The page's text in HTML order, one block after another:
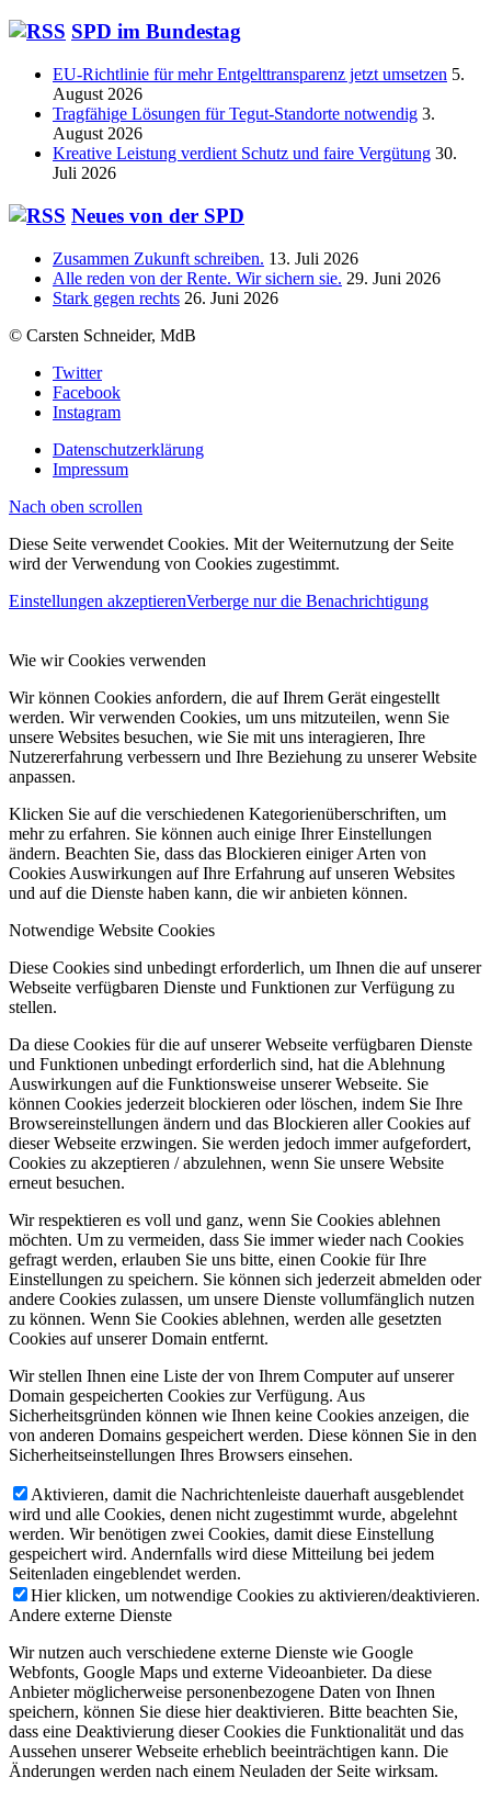
SPD im Bundestag
EU-Richtlinie für mehr Entgelttransparenz jetzt umsetzen 5.
August 2026
Tragfähige Lösungen für Tegut-Standorte notwendig 3.
August 2026
Kreative Leistung verdient Schutz und faire Vergütung 30.
Juli 2026
Neues von der SPD
Zusammen Zukunft schreiben. 13. Juli 2026
Alle reden von der Rente. Wir sichern sie. 29. Juni 2026
Stark gegen rechts 26. Juni 2026
© Carsten Schneider, MdB
Twitter
Facebook
Instagram
Datenschutzerklärung
Impressum
Nach oben scrollen
Diese Seite verwendet Cookies. Mit der Weiternutzung der Seite
wird der Verwendung von Cookies zugestimmt.
Einstellungen akzeptierenVerberge nur die Benachrichtigung
Wie wir Cookies verwenden
Wir können Cookies anfordern, die auf Ihrem Gerät eingestellt
werden. Wir verwenden Cookies, um uns mitzuteilen, wenn Sie
unsere Websites besuchen, wie Sie mit uns interagieren, Ihre
Nutzererfahrung verbessern und Ihre Beziehung zu unserer Website
anpassen.
Klicken Sie auf die verschiedenen Kategorienüberschriften, um
mehr zu erfahren. Sie können auch einige Ihrer Einstellungen
ändern. Beachten Sie, dass das Blockieren einiger Arten von
Cookies Auswirkungen auf Ihre Erfahrung auf unseren Websites
und auf die Dienste haben kann, die wir anbieten können.
Notwendige Website Cookies
Diese Cookies sind unbedingt erforderlich, um Ihnen die auf unserer
Webseite verfügbaren Dienste und Funktionen zur Verfügung zu
stellen.
Da diese Cookies für die auf unserer Webseite verfügbaren Dienste
und Funktionen unbedingt erforderlich sind, hat die Ablehnung
Auswirkungen auf die Funktionsweise unserer Webseite. Sie
können Cookies jederzeit blockieren oder löschen, indem Sie Ihre
Browsereinstellungen ändern und das Blockieren aller Cookies auf
dieser Webseite erzwingen. Sie werden jedoch immer aufgefordert,
Cookies zu akzeptieren / abzulehnen, wenn Sie unsere Website
erneut besuchen.
Wir respektieren es voll und ganz, wenn Sie Cookies ablehnen
möchten. Um zu vermeiden, dass Sie immer wieder nach Cookies
gefragt werden, erlauben Sie uns bitte, einen Cookie für Ihre
Einstellungen zu speichern. Sie können sich jederzeit abmelden oder
andere Cookies zulassen, um unsere Dienste vollumfänglich nutzen
zu können. Wenn Sie Cookies ablehnen, werden alle gesetzten
Cookies auf unserer Domain entfernt.
Wir stellen Ihnen eine Liste der von Ihrem Computer auf unserer
Domain gespeicherten Cookies zur Verfügung. Aus
Sicherheitsgründen können wie Ihnen keine Cookies anzeigen, die
von anderen Domains gespeichert werden. Diese können Sie in den
Sicherheitseinstellungen Ihres Browsers einsehen.
Aktivieren, damit die Nachrichtenleiste dauerhaft ausgeblendet
wird und alle Cookies, denen nicht zugestimmt wurde, abgelehnt
werden. Wir benötigen zwei Cookies, damit diese Einstellung
gespeichert wird. Andernfalls wird diese Mitteilung bei jedem
Seitenladen eingeblendet werden.
Hier klicken, um notwendige Cookies zu aktivieren/deaktivieren.
Andere externe Dienste
Wir nutzen auch verschiedene externe Dienste wie Google
Webfonts, Google Maps und externe Videoanbieter. Da diese
Anbieter möglicherweise personenbezogene Daten von Ihnen
speichern, können Sie diese hier deaktivieren. Bitte beachten Sie,
dass eine Deaktivierung dieser Cookies die Funktionalität und das
Aussehen unserer Webseite erheblich beeinträchtigen kann. Die
Änderungen werden nach einem Neuladen der Seite wirksam.